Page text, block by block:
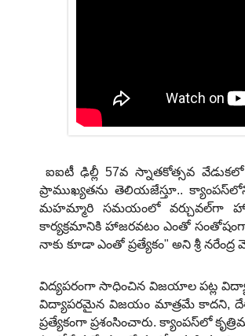
ఐఐటీ ఢిల్లీ 57వ స్నాతకోత్సవ వేడుకలో
ప్రాముఖ్యతను తెలియజేస్తూ..
మహమ్మారి సమయంలో వర్చువల్‌గా హాజరైన
కార్యక్రమానికి హాజరవటం ఎంతో
నాకు కూడా ఎంతో ప్రత్యేకం" అని శ్రీ
విద్యపరంగా సాధించిన విజయాల పట్ల
విద్యాపరమైన విజయం మాత్రమే కాదని,
ప్రత్యేకంగా ప్రశంసించారు. క్యాంపస్‌లో